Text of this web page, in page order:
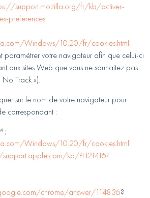
support.mozilla.org/fr/kb/activer-
preferences
Windows/10.20/fr/cookies.html
paramétrer votre navigateur afin que celui-ci
aux sites Web que vous ne souhaitez pas
No Track »).
sur le nom de votre navigateur pour
correspondant :
;
Windows/10.20/fr/cookies.html
support.apple.com/kb/PH21416?
chrome/answer/114836?